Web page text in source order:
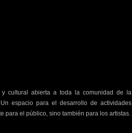
y cultural abierta a toda la comunidad de la
espacio para el desarrollo de actividades
para el público, sino también para los artistas.